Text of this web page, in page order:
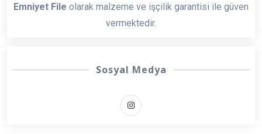
Emniyet File olarak malzeme ve işçilik garantisi ile güven
vermektedir.
Sosyal Medya